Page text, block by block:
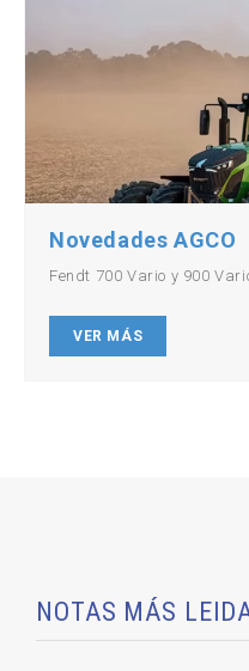
Novedades AGCO
Fendt 700 Vario y 900
VER MÁS
NOTAS MÁS